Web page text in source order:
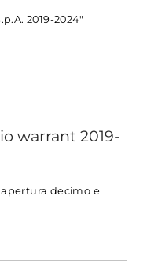
2019-2024"
warrant 2019-
decimo e